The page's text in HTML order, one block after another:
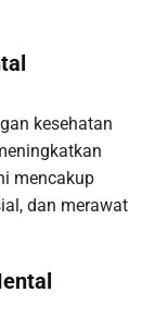
kesehatan
mencakup
dan merawat